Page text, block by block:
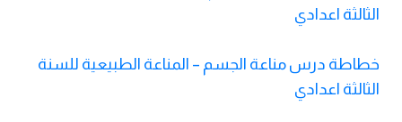
الثالثة اعدادي
خطاطة درس مناعة الجسم – المناعة الطبيعية للسنة
الثالثة اعدادي